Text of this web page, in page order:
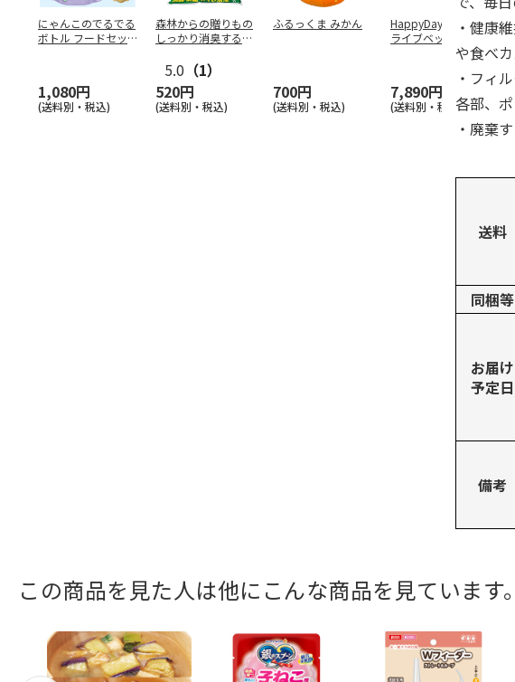
にゃんこのでるでる
ボトル フードセッ
1,080円
(送料別・税込)
森林からの贈りもの
しっかり消臭するひ
5.0 （1）
520円
(送料別・税込)
ふるっくま みかん
700円
(送料別・税込)
HappyDays 2wayド
ライブベッド グレ
7,890円
(送料別・税込) (
・健康
や食べ
・フィ
各部、
・廃棄
送料
同梱等
お届け
予定日
備考
この商品を見た人は他にこんな商品を見ています。